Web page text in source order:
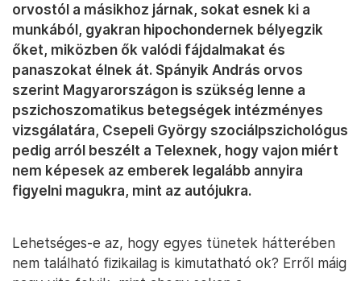
orvostól a másikhoz járnak, sokat esnek ki a
munkából, gyakran hipochondernek bélyegzik
őket, miközben ők valódi fájdalmakat és
panaszokat élnek át. Spányik András orvos
szerint Magyarországon is szükség lenne a
pszichoszomatikus betegségek intézményes
vizsgálatára, Csepeli György szociálpszichológus
pedig arról beszélt a Telexnek, hogy vajon miért
nem képesek az emberek legalább annyira
figyelni magukra, mint az autójukra.
Lehetséges-e az, hogy egyes tünetek hátterében
nem található fizikailag is kimutatható ok? Erről máig